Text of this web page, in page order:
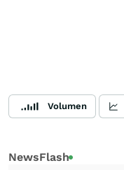
Volumen
NewsFlash